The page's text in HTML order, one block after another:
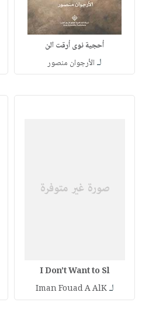
أحجية نوى أرقت الن
لـ الأرجوان منصور
I Don't Want to Sl
لـIman Fouad A AlK